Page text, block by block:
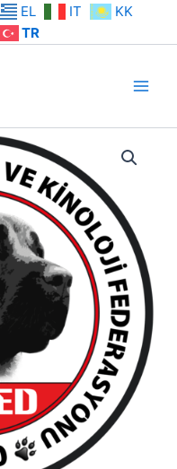
EL IT
KK
TR